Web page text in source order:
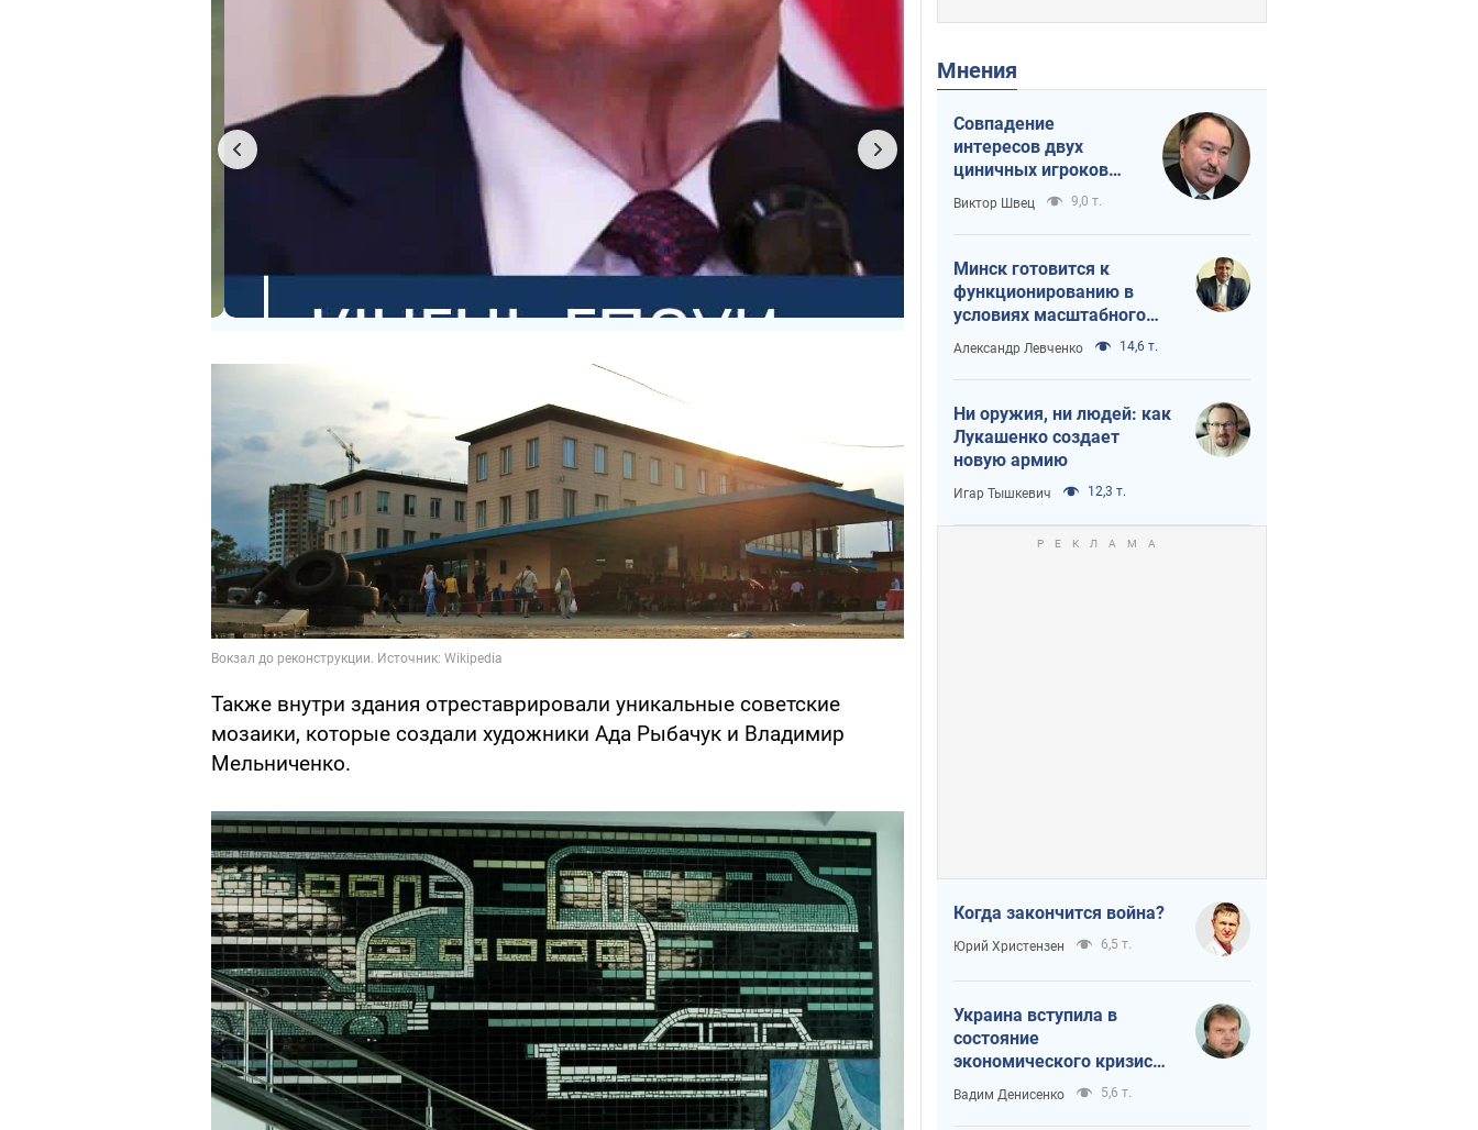
Также внутри здания отреставрировали уникальные советские
мозаики, которые создали художники Ада Рыбачук и Владимир
Мельниченко.
Мнения
Совпадение
интересов двух
циничных игроков
или тайный план
Трампа и Путина?
Виктор Швец 9,0 т.
Минск готовится к
функционированию в
условиях масштабного
военного кризиса
Александр Левченко 14,6 т.
Ни оружия, ни людей: как
Лукашенко создает
новую армию
Игар Тышкевич 12,3 т.
Когда закончится война?
Юрий Христензен 6,5 т.
Украина вступила в
состояние
экономического кризиса.
Есть ли свет в конце
туннеля?
Вадим Денисенко 5,6 т.